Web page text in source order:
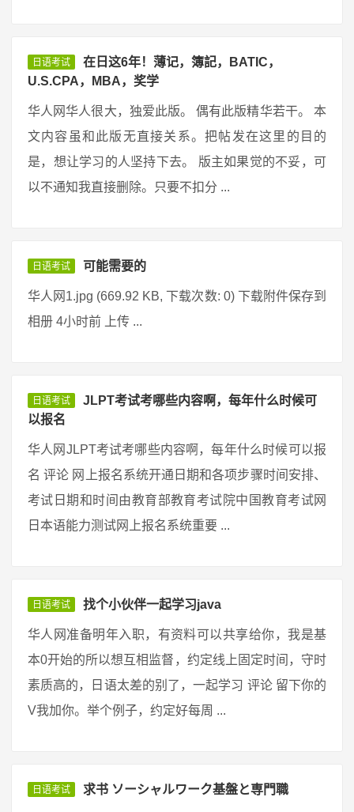
日语考试
在日这6年！薄记，簿記，BATIC，
U.S.CPA，MBA，奖学
华人网华人很大，独爱此版。 偶有此版精华若干。 本
文内容虽和此版无直接关系。把帖发在这里的目的
是，想让学习的人坚持下去。 版主如果觉的不妥，可
以不通知我直接删除。只要不扣分 ...
日语考试 可能需要的
华人网1.jpg (669.92 KB, 下载次数: 0) 下载附件保存到
相册 4小时前 上传 ...
日语考试
JLPT考试考哪些内容啊，每年什么时候可
以报名
华人网JLPT考试考哪些内容啊，每年什么时候可以报
名 评论 网上报名系统开通日期和各项步骤时间安排、
考试日期和时间由教育部教育考试院中国教育考试网
日本语能力测试网上报名系统重要 ...
日语考试 找个小伙伴一起学习java
华人网准备明年入职，有资料可以共享给你，我是基
本0开始的所以想互相监督，约定线上固定时间，守时
素质高的，日语太差的别了，一起学习 评论 留下你的
V我加你。举个例子，约定好每周 ...
日语考试 求书 ソーシャルワーク基盤と専門職